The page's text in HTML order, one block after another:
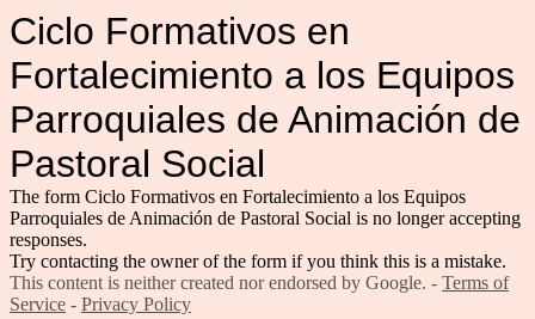
Ciclo Formativos en
Fortalecimiento a los Equipos
Parroquiales de Animación de
Pastoral Social
The form Ciclo Formativos en Fortalecimiento a los Equipos
Parroquiales de Animación de Pastoral Social is no longer accepting
responses.
Try contacting the owner of the form if you think this is a mistake.
This content is neither created nor endorsed by Google. - Terms of
Service - Privacy Policy